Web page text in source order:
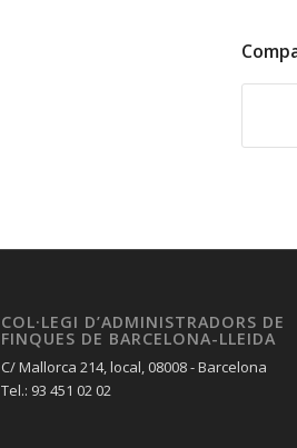
COL·LEGI D’ADMINISTRADORS DE
FINQUES DE BARCELONA-LLEIDA
C/ Mallorca 214, local, 08008 - Barcelona
Tel.: 93 451 02 02